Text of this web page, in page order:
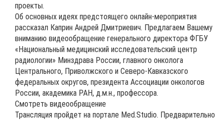
проекты.
Об основных идеях предстоящего онлайн-мероприятия
рассказал Каприн Андрей Дмитриевич. Предлагаем Вашему
вниманию видеообращение генерального директора ФГБУ
«Национальный медицинский исследовательский центр
радиологии» Минздрава России, главного онколога
Центрального, Приволжского и Северо-Кавказского
федеральных округов, президента Ассоциации онкологов
России, академика РАН, д.м.н., профессора.
Смотреть видеообращение
Трансляция пройдет на портале Med.Studio. Предварительно